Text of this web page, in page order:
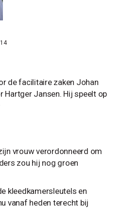
de facilitaire zaken Johan
Hartger Jansen. Hij speelt op
vrouw verordonneerd om
zou hij nog groen
kleedkamersleutels en
vanaf heden terecht bij